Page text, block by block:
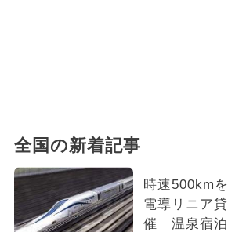
全国の新着記事
時速500km
電導リニア
催 温泉宿泊